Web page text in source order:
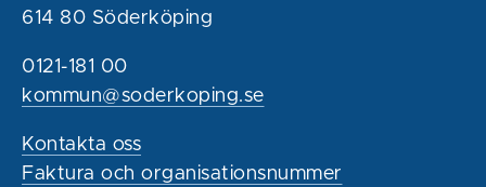
614 80 Söderköping
0121-181 00
kommun@soderkoping.se
Kontakta oss
Faktura och organisationsnummer